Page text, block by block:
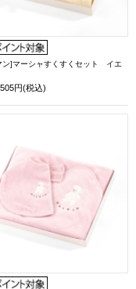
ン]マーシャすくすくセット イエ
円(税込)